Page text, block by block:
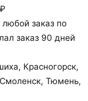
заказ по
заказ 90 дней
Красногорск,
Тюмень,